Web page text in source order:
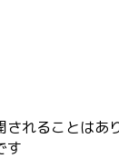
れることはあ
す